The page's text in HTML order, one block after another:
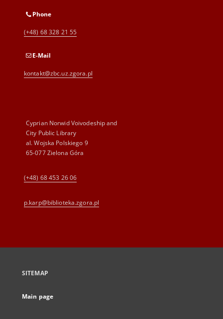
Phone
(+48) 68 328 21 55
E-Mail
kontakt@zbc.uz.zgora.pl
Cyprian Norwid Voivodeship and
City Public Library
al. Wojska Polskiego 9
65-077 Zielona Góra
(+48) 68 453 26 06
p.karp@biblioteka.zgora.pl
SITEMAP
Main page